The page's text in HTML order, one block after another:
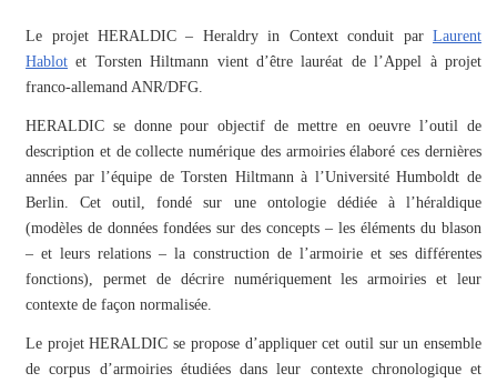
Le projet HERALDIC – Heraldry in Context conduit par Laurent
Hablot et Torsten Hiltmann vient d’être lauréat de l’Appel à projet
franco-allemand ANR/DFG.
HERALDIC se donne pour objectif de mettre en oeuvre l’outil de
description et de collecte numérique des armoiries élaboré ces dernières
années par l’équipe de Torsten Hiltmann à l’Université Humboldt de
Berlin. Cet outil, fondé sur une ontologie dédiée à l’héraldique
(modèles de données fondées sur des concepts – les éléments du blason
– et leurs relations – la construction de l’armoirie et ses différentes
fonctions), permet de décrire numériquement les armoiries et leur
contexte de façon normalisée.
Le projet HERALDIC se propose d’appliquer cet outil sur un ensemble
de corpus d’armoiries étudiées dans leur contexte chronologique et